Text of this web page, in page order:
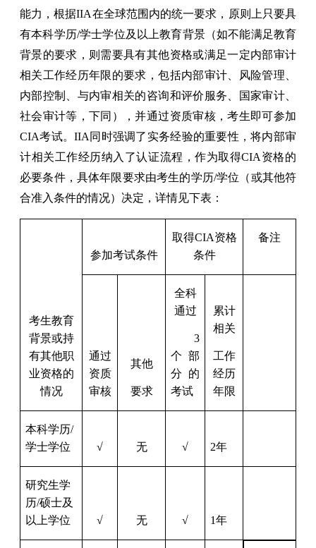
能力，根据IIA在全球范围内的统一要求，原则上只要具
有本科学历/学士学位及以上教育背景（如不能满足教育
背景的要求，则需要具有其他资格或满足一定内部审计
相关工作经历年限的要求，包括内部审计、风险管理、
内部控制、与内审相关的咨询和评价服务、国家审计、
社会审计等，下同），并通过资质审核，考生即可参加
CIA考试。IIA同时强调了实务经验的重要性，将内部审
计相关工作经历纳入了认证流程，作为取得CIA资格的
必要条件，具体年限要求由考生的学历/学位（或其他符
合准入条件的情况）决定，详情见下表：
考生教育
背景或持
有其他职
业资格的
情况
参加考试条件
取得CIA资格
条件
备注
通过
资质
审核
其他
要求
全科
通过
3
个部
分的
考试
累计
相关
工作
经历
年限
本科学历/
学士学位
√ 无 √ 2年
研究生学
历/硕士及
以上学位
√ 无 √ 1年